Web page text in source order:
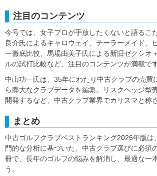
注目のコンテンツ
今号では、女子プロが手放したくないと語るこ
良介氏によるキャロウェイ、テーラーメイド、
ー徹底比較、馬場由美子氏による新旧ゼクシオ
ルの試打比較など、注目のコンテンツが満載です
中山功一氏は、35年にわたり中古クラブの売買
ら膨大なクラブデータを編纂。リスクヘッジ型
開発するなど、中古クラブ業界でカリスマと称
まとめ
中古ゴルフクラブベストランキング2026年版は
門的な分析に基づいた、中古クラブ選びに必須
冊で、長年のゴルフの悩みを解消し、最適な一
う。